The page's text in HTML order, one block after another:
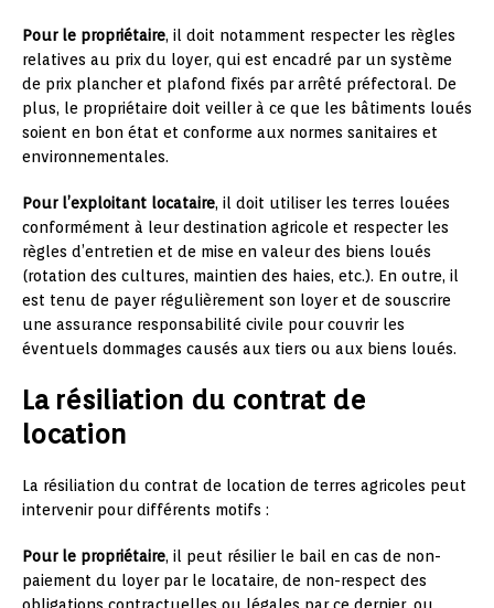
Pour le propriétaire, il doit notamment respecter les règles
relatives au prix du loyer, qui est encadré par un système
de prix plancher et plafond fixés par arrêté préfectoral. De
plus, le propriétaire doit veiller à ce que les bâtiments loués
soient en bon état et conforme aux normes sanitaires et
environnementales.
Pour l’exploitant locataire, il doit utiliser les terres louées
conformément à leur destination agricole et respecter les
règles d’entretien et de mise en valeur des biens loués
(rotation des cultures, maintien des haies, etc.). En outre, il
est tenu de payer régulièrement son loyer et de souscrire
une assurance responsabilité civile pour couvrir les
éventuels dommages causés aux tiers ou aux biens loués.
La résiliation du contrat de
location
La résiliation du contrat de location de terres agricoles peut
intervenir pour différents motifs :
Pour le propriétaire, il peut résilier le bail en cas de non-
paiement du loyer par le locataire, de non-respect des